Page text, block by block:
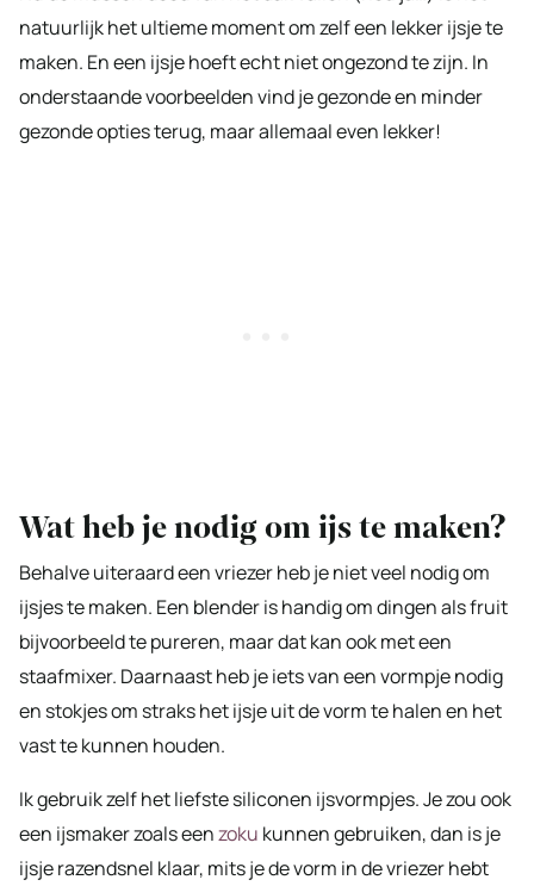
natuurlijk het ultieme moment om zelf een lekker ijsje te
maken. En een ijsje hoeft echt niet ongezond te zijn. In
onderstaande voorbeelden vind je gezonde en minder
gezonde opties terug, maar allemaal even lekker!
Wat heb je nodig om ijs te maken?
Behalve uiteraard een vriezer heb je niet veel nodig om
ijsjes te maken. Een blender is handig om dingen als fruit
bijvoorbeeld te pureren, maar dat kan ook met een
staafmixer. Daarnaast heb je iets van een vormpje nodig
en stokjes om straks het ijsje uit de vorm te halen en het
vast te kunnen houden.
Ik gebruik zelf het liefste siliconen ijsvormpjes. Je zou ook
een ijsmaker zoals eenzoku kunnen gebruiken, dan is je
ijsje razendsnel klaar, mits je de vorm in de vriezer hebt